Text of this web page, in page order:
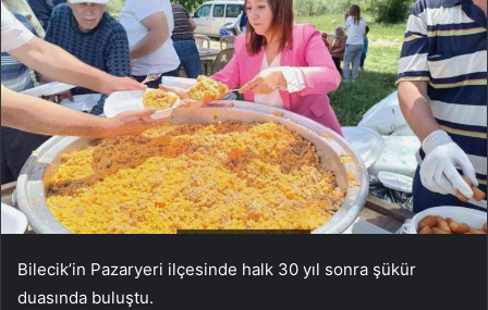
Bilecik’in Pazaryeri ilçesinde halk 30 yıl sonra şükür
duasında buluştu.